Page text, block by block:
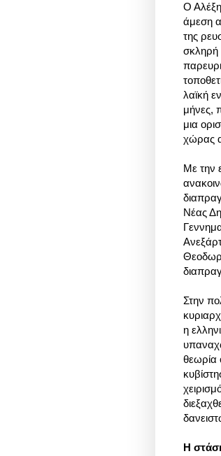
Ο
άμεση
της
σκληρή
λαϊκή
μήνες,
μια
χώρας
Με την
Νέας
Στην
η
θεωρία
Η